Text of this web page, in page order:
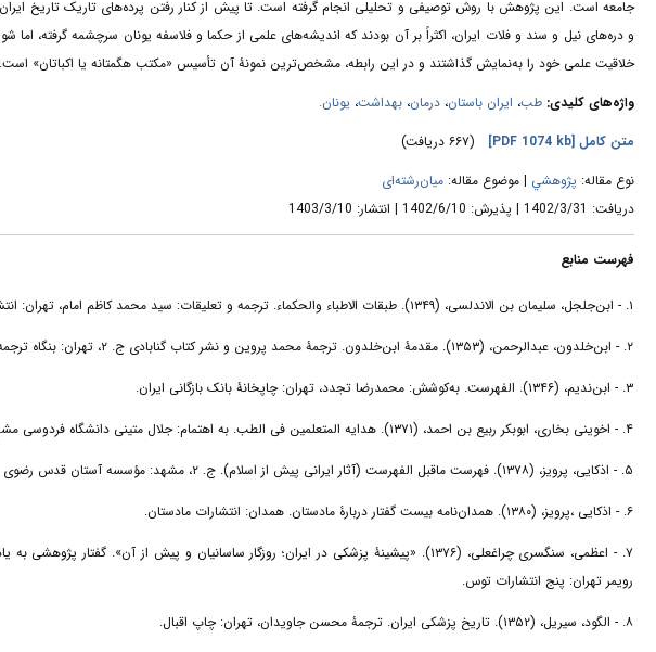
جامعه است. این پژوهش با روش توصیفی و تحلیلی انجام گرفته است. تا پیش از کنار رفتن پرده‌های تاریک تاریخ
و دره‌های نیل و سند و فلات ایران، اکثراً بر آن بودند که اندیشه‌های علمی از حکما و فلاسفه یونان سرچشمه گرفته، اما
خلاقیت علمی خود را به‌نمایش گذاشتند و در این رابطه، مشخص‌ترین نمونۀ آن تأسیس «مکتب هگمتانه یا اکباتان» است.
واژه‌های کلیدی: طب، ایران باستان، درمان، بهداشت، یونان.
متن کامل [PDF 1074 kb]
(۶۶۷ دریافت)
نوع مقاله: پژوهشي | موضوع مقاله: میان‌رشته‌ای
دریافت: 1402/3/31 | پذیرش: 1402/6/10 | انتشار: 1403/3/10
فهرست منابع
۱. - ابن‌جلجل، سلیمان بن الاندلسی، (۱۳۴۹). طبقات الاطباء والحکماء. ترجمه و تعلیقات: سید محمد کاظم امام، تهران: انتشارات دانشگاه تهران.
۲. - ابن‌خلدون، عبدالرحمن، (۱۳۵۳). مقدمۀ ابن‌خلدون. ترجمۀ محمد پروین و نشر کتاب گنابادی ج. ۲، تهران: بنگاه ترجمه.
۳. - ابن‌ندیم، (۱۳۴۶). الفهرست. به‌کوشش: محمدرضا تجدد، تهران: چاپخانۀ بانک بازگانی ایران.
۴. - اخوینی بخاری، ابوبکر ربیع بن احمد، (۱۳۷۱). هدایه المتعلمین فی الطب. به اهتمام: جلال متینی دانشگاه فردوسی مشهد.
۵. - اذکایی، پرویز، (۱۳۷۸). فهرست ماقبل الفهرست (آثار ایرانی پیش از اسلام). ج. ۲، مشهد: مؤسسه آستان قدس رضوی
۶. - اذکایی ،پرویز، (۱۳۸۰). همدان‌نامه بیست گفتار دربارۀ مادستان. همدان: انتشارات مادستان.
۷. - اعظمی، سنگسری چراغعلی، (۱۳۷۶). «پیشینۀ پزشکی در ایران؛ روزگار ساسانیان و پیش از آن».
رویمر تهران: پنج انتشارات توس.
۸. - الگود، سیریل، (۱۳۵۲). تاریخ پزشکی ایران. ترجمۀ محسن جاویدان، تهران: چاپ اقبال.